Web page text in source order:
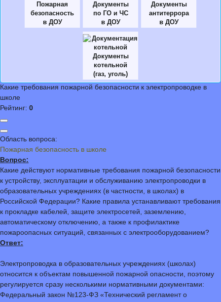
Пожарная
безопасность
в ДОУ
Документы
по ГО и ЧС
в ДОУ
Документы
антитеррора
в ДОУ
Документы
котельной
(газ, уголь)
Какие требования пожарной безопасности к электропроводке в
школе
Рейтинг: 0
Область вопроса:
Пожарная безопасность в школе
Вопрос:
Какие действуют нормативные требования пожарной безопасности
к устройству, эксплуатации и обслуживанию электропроводки в
образовательных учреждениях (в частности, в школах) в
Российской Федерации? Какие правила устанавливают требования
к прокладке кабелей, защите электросетей, заземлению,
автоматическому отключению, а также к профилактике
пожароопасных ситуаций, связанных с электрооборудованием?
Ответ:
Электропроводка в образовательных учреждениях (школах)
относится к объектам повышенной пожарной опасности, поэтому
регулируется сразу несколькими нормативными документами:
Федеральный закон №123-ФЗ «Технический регламент о